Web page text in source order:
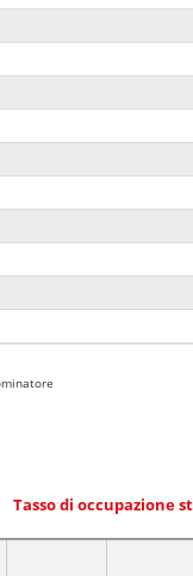
Tasso di occupazione